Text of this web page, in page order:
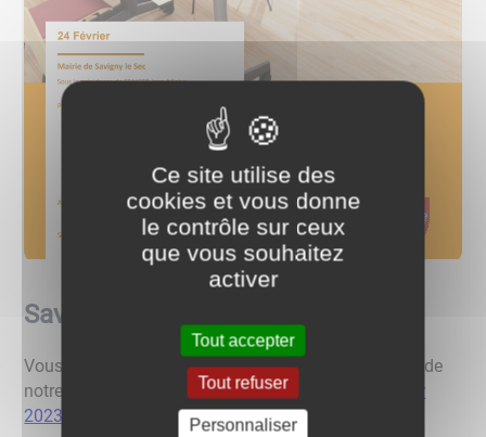
Savign'infos Février 2023
Vous pouvez prendre connaissance de l'information de
notre commune ainsi que les délibérations de
Février
2023
Ce site utilise des
cookies et vous donne
le contrôle sur ceux
que vous souhaitez
activer
Tout accepter
Tout refuser
Personnaliser